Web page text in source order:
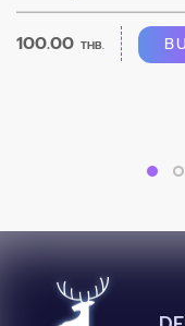
100.00 THB.